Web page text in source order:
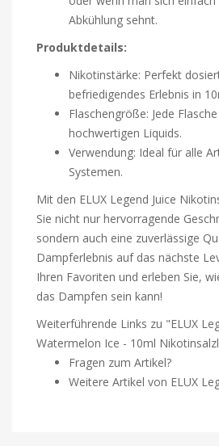
Abkühlung sehnt.
Produktdetails:
Nikotinstärke: Perfekt
befriedigendes Erlebnis in
Flaschengröße: Jede
hochwertigen Liquids.
Verwendung: Ideal für alle
Systemen.
Mit den ELUX Legend Juice
Sie nicht nur hervorragende
sondern auch eine zuverlässige
Dampferlebnis auf das nächste
Ihren Favoriten und erleben Sie,
das Dampfen sein kann!
Weiterführende Links zu "ELUX
Watermelon Ice - 10ml
Fragen zum Artikel?
Weitere Artikel von ELUX